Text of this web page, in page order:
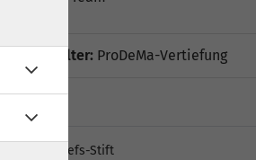
Veranstalter: ProDeMa-Vertiefung
St. Josefs-Stift